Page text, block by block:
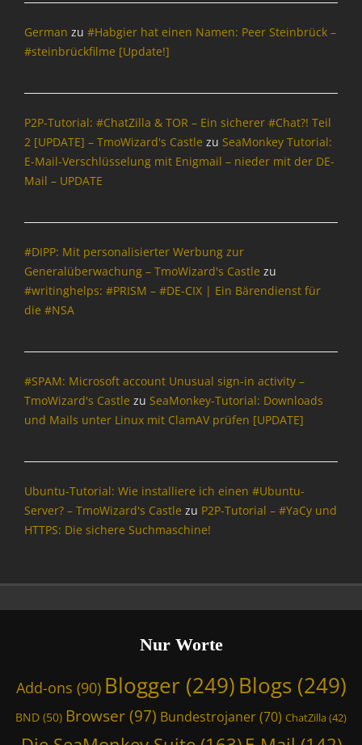
a
r
c
t
e
n
&
i
k
Tags
o
r
i
n
,
I
e
N
u
l
German zu #Habgier hat einen Namen: Peer Steinbrück –
#steinbrückfilme [Update!]
P2P-Tutorial: #ChatZilla & TOR – Ein sicherer #Chat?! Teil
2 [UPDATE] – TmoWizard's Castle zu SeaMonkey Tutorial:
E-Mail-Verschlüsselung mit Enigmail – nieder mit der DE-
Mail – UPDATE
#DIPP: Mit personalisierter Werbung zur
Generalüberwachung – TmoWizard's Castle zu
#writinghelps: #PRISM – #DE-CIX | Ein Bärendienst für
die #NSA
#SPAM: Microsoft account Unusual sign-in activity –
TmoWizard's Castle zu SeaMonkey-Tutorial: Downloads
und Mails unter Linux mit ClamAV prüfen [UPDATE]
Ubuntu-Tutorial: Wie installiere ich einen #Ubuntu-
Server? – TmoWizard's Castle zu P2P-Tutorial – #YaCy und
HTTPS: Die sichere Suchmaschine!
Nur Worte
Add-ons (90) Blogger (249) Blogs(249)
BND (50) Browser (97) Bundestrojaner(70) ChatZilla(42)